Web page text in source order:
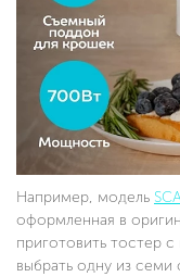
Например, модель
оформленная в
приготовить тостер
выбрать одну из